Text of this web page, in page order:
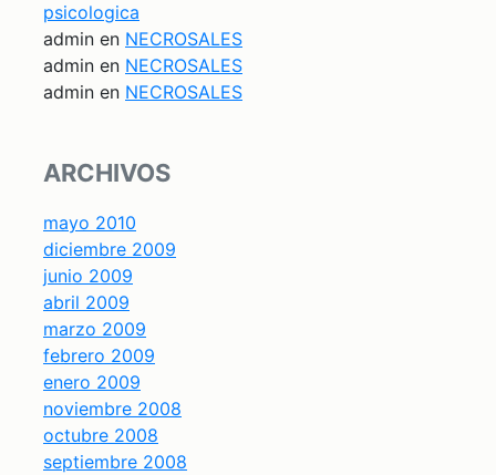
psicologica
admin en NECROSALES
admin en NECROSALES
admin en NECROSALES
ARCHIVOS
mayo 2010
diciembre 2009
junio 2009
abril 2009
marzo 2009
febrero 2009
enero 2009
noviembre 2008
octubre 2008
septiembre 2008